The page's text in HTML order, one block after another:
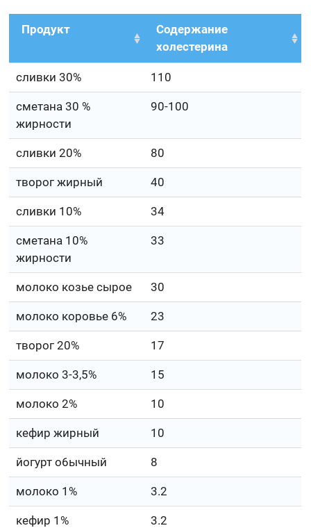
Продукт
Содержание
холестерина
сливки 30% 110
сметана 30 %
жирности
90-100
сливки 20% 80
творог жирный 40
сливки 10% 34
сметана 10%
жирности
33
молоко козье сырое 30
молоко коровье 6% 23
творог 20% 17
молоко 3-3,5% 15
молоко 2% 10
кефир жирный 10
йогурт о6ычный 8
молоко 1% 3.2
кефир 1% 3.2